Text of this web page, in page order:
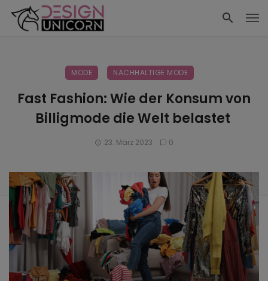
MODE NACHHALTIGE MODE
Fast Fashion: Wie der Konsum von
Billigmode die Welt belastet
23. März 2023 0